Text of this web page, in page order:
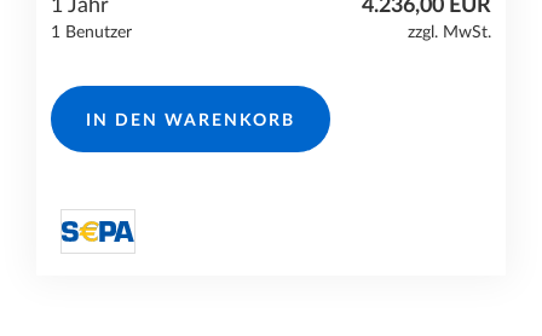
1 Jahr
1 Benutzer
4.236,00 EUR
zzgl. MwSt.
IN DEN WARENKORB